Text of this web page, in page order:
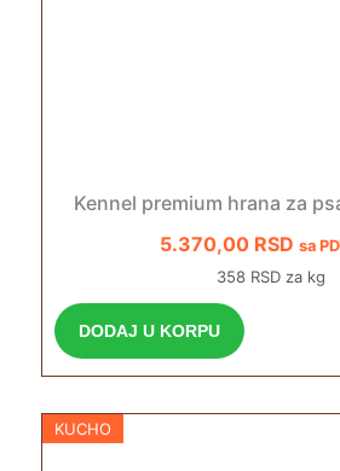
Kennel premium hrana za
5.370,00 RSD sa
358 RSD za kg
DODAJ U KORPU
KUCHO